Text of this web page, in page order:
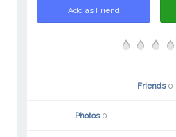
Add as Friend
Friends 0
Photos 0